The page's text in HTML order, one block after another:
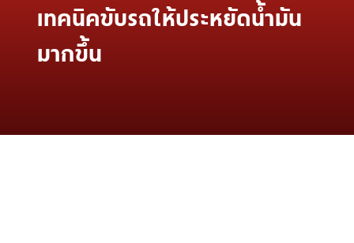
เทคนิคขับรถให้ประหยัดน้ำมัน
มากขึ้น